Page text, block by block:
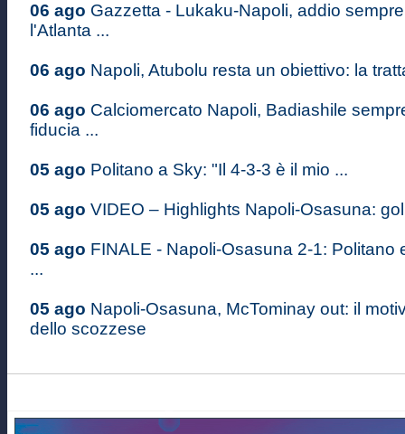
06 ago Gazzetta - Lukaku-Napoli, addio
l'Atlanta ...
06 ago Napoli, Atubolu resta un obiettivo: la
06 ago Calciomercato Napoli, Badiashile
fiducia ...
05 ago Politano a Sky: "Il 4-3-3 è il mio ...
05 ago VIDEO – Highlights Napoli-Osasuna:
05 ago FINALE - Napoli-Osasuna 2-1: Politano
...
05 ago Napoli-Osasuna, McTominay out: il
dello scozzese